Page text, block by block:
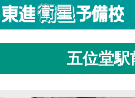
五位堂駅